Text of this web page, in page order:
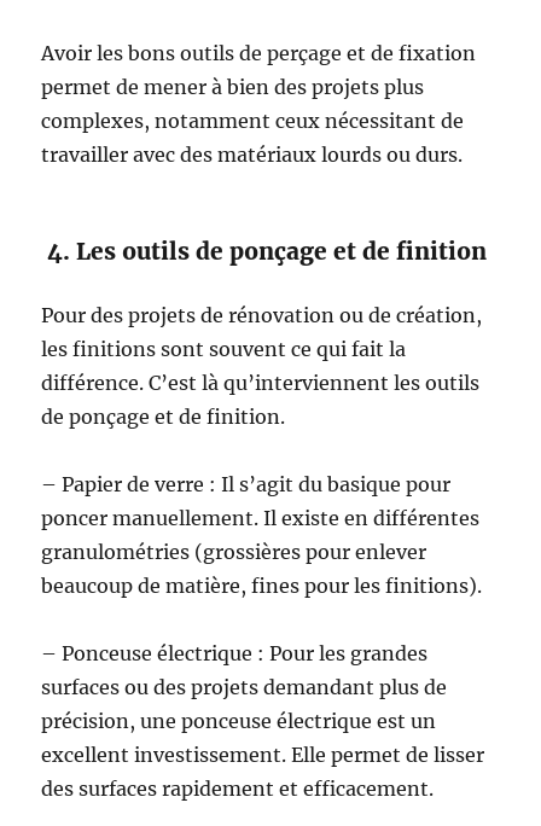
Avoir les bons outils de perçage et de fixation
permet de mener à bien des projets plus
complexes, notamment ceux nécessitant de
travailler avec des matériaux lourds ou durs.
4. Les outils de ponçage et de finition
Pour des projets de rénovation ou de création,
les finitions sont souvent ce qui fait la
différence. C’est là qu’interviennent les outils
de ponçage et de finition.
– Papier de verre : Il s’agit du basique pour
poncer manuellement. Il existe en différentes
granulométries (grossières pour enlever
beaucoup de matière, fines pour les finitions).
– Ponceuse électrique : Pour les grandes
surfaces ou des projets demandant plus de
précision, une ponceuse électrique est un
excellent investissement. Elle permet de lisser
des surfaces rapidement et efficacement.